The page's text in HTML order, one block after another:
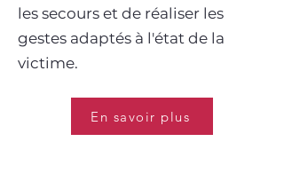
les secours et de réaliser les
gestes adaptés à l'état de la
victime.
En savoir plus